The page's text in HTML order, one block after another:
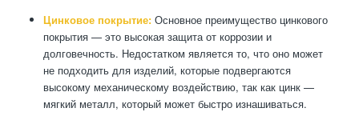
Цинковое покрытие:Основное преимущество цинкового
покрытия — это высокая защита от коррозии и
долговечность. Недостатком является то, что оно может
не подходить для изделий, которые подвергаются
высокому механическому воздействию, так как цинк —
мягкий металл, который может быстро изнашиваться.